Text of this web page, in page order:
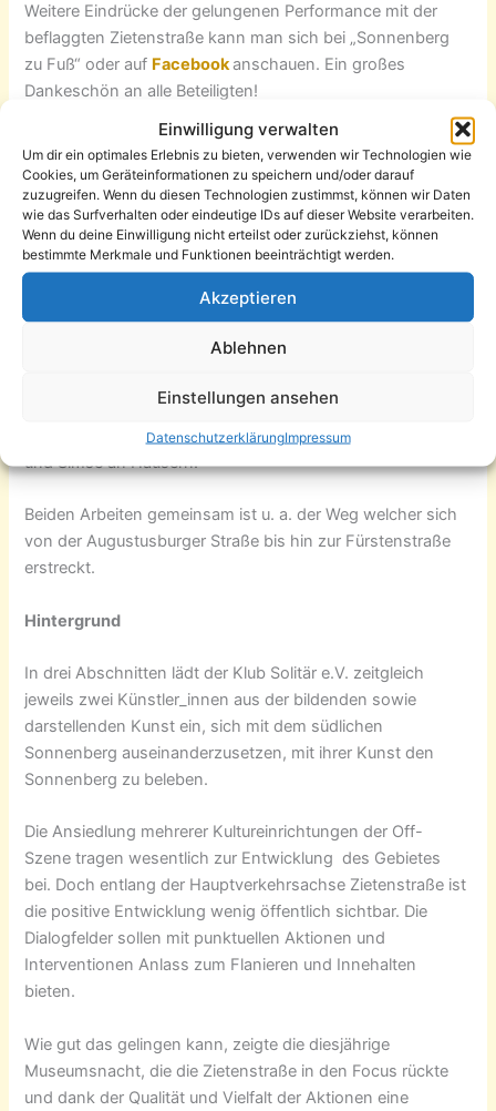
Einwilligung verwalten
Um dir ein optimales Erlebnis zu bieten, verwenden wir Technologien wie
Cookies, um Geräteinformationen zu speichern und/oder darauf
zuzugreifen. Wenn du diesen Technologien zustimmst, können wir Daten
wie das Surfverhalten oder eindeutige IDs auf dieser Website verarbeiten.
Wenn du deine Einwilligung nicht erteilst oder zurückziehst, können
bestimmte Merkmale und Funktionen beeinträchtigt werden.
Akzeptieren
Ablehnen
Einstellungen ansehen
DatenschutzerklärungImpressum
Weitere Eindrücke der gelungenen Performance mit der
beflaggten Zietenstraße kann man sich bei „Sonnenberg
zu Fuß“ oder auf Facebookanschauen. Ein großes
Dankeschön an alle Beteiligten!
Bei Anna Schimkats erster Besichtigung der Zietenstraße
sind ihr die an den Laternen befestigten Fahnenhalter ins
Auge gefallen. Recherchen ergaben, dass sie auf Erich
Honeckers Besuch anlässlich der 2,5millionsten
Neubauwohnung in der DDR am 05.06.1986 zurückgehen.
Diese historische Spur wird zur Basis ihrer künstlerischen
Daniela Lehmann wird den bisweilen als trist empfundenen
Spuren untersuchen. Hierbei dienen ihr im Straßenraum
entsorgte Gegenstände ebenso als Kulisse, wie Nischen
und Simse an Häusern.
Beiden Arbeiten gemeinsam ist u. a. der Weg welcher sich
von der Augustusburger Straße bis hin zur Fürstenstraße
erstreckt.
Hintergrund
In drei Abschnitten lädt der Klub Solitär e.V. zeitgleich
jeweils zwei Künstler_innen aus der bildenden sowie
darstellenden Kunst ein, sich mit dem südlichen
Sonnenberg auseinanderzusetzen, mit ihrer Kunst den
Sonnenberg zu beleben.
Die Ansiedlung mehrerer Kultureinrichtungen der Off-
Szene tragen wesentlich zur Entwicklung des Gebietes
bei. Doch entlang der Hauptverkehrsachse Zietenstraße ist
die positive Entwicklung wenig öffentlich sichtbar. Die
Dialogfelder sollen mit punktuellen Aktionen und
Interventionen Anlass zum Flanieren und Innehalten
bieten.
Wie gut das gelingen kann, zeigte die diesjährige
Museumsnacht, die die Zietenstraße in den Focus rückte
und dank der Qualität und Vielfalt der Aktionen eine